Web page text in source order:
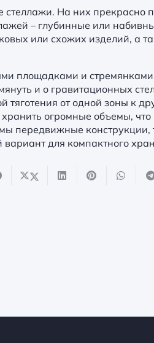
На них прекрасно
– глубинные или
или схожих изделий, а
площадками и
и о гравитационных
тяготения от одной зоны к
огромные объемы, что
передвижные конструкции,
для компактного